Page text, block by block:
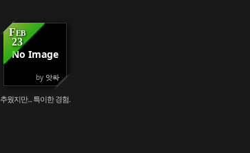
No Image
Feb
23
by 앗싸
104290
추웠지만... 특이한 경험.